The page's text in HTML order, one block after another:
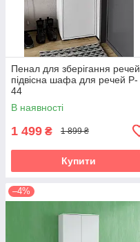
Пенал для зберігання речей,
підвісна шафа для речей P-
44
В наявності
1 499 ₴ 1 899 ₴
Купити
–4%